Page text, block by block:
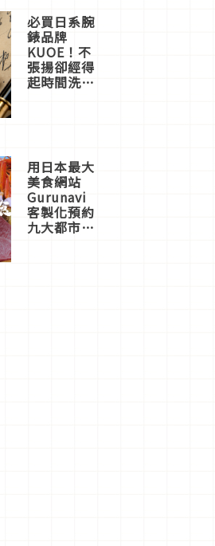
必買日系腕
錶品牌
KUOE！不
張揚卻經得
起時間洗鍊
用日本最大
美食網站
Gurunavi
客製化預約
九大都市餐